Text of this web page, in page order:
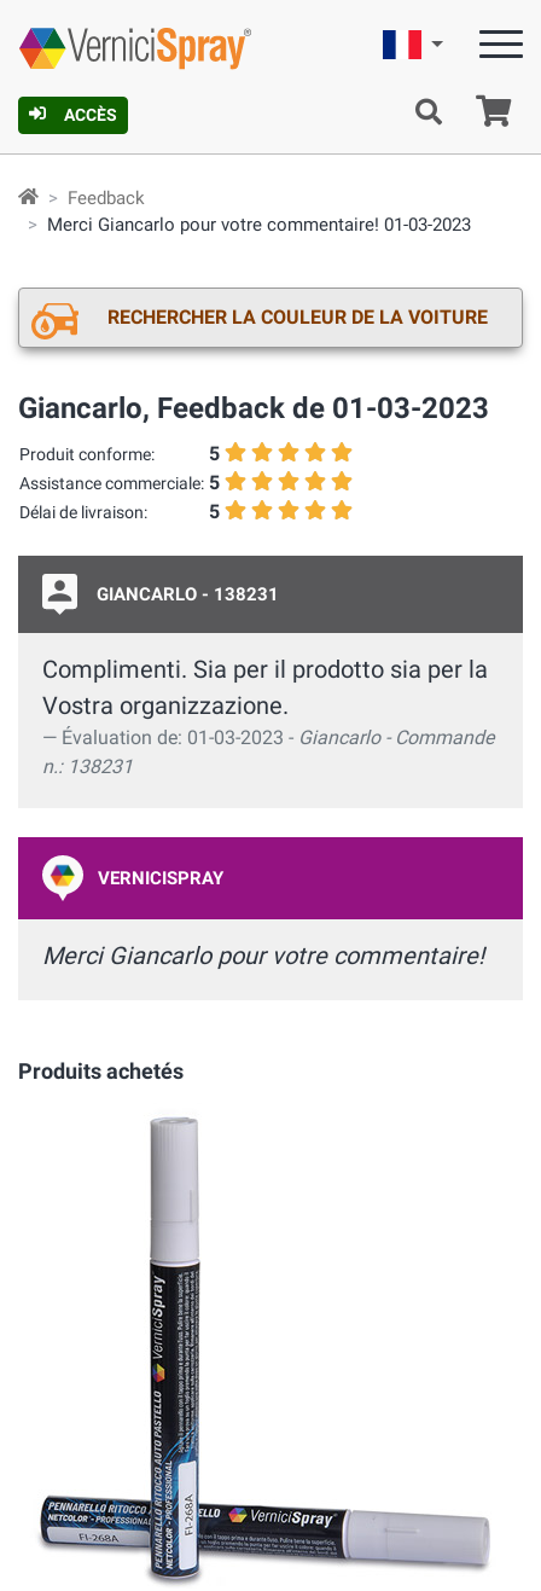
ACCÈS
Française
Feedback
Merci Giancarlo pour votre commentaire! 01-03-2023
RECHERCHER LA COULEUR DE LA VOITURE
Giancarlo, Feedback de 01-03-2023
Produit conforme:
Assistance commerciale:
Délai de livraison:
5
5
5
GIANCARLO - 138231
Complimenti. Sia per il prodotto sia per la
Vostra organizzazione.
Évaluation de: 01-03-2023 - Giancarlo - Commande
n.: 138231
VERNICISPRAY
Merci Giancarlo pour votre commentaire!
Produits achetés